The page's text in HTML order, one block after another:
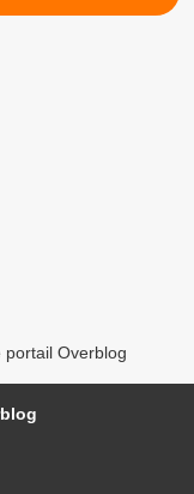
portail Overblog